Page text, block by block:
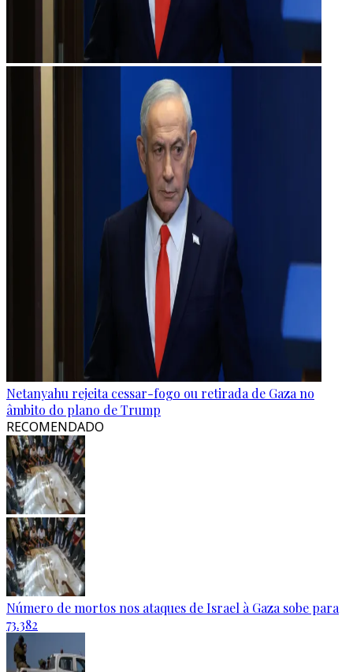
Netanyahu rejeita cessar-fogo ou retirada de Gaza no
âmbito do plano de Trump
RECOMENDADO
Número de mortos nos ataques de Israel à Gaza sobe para
73.382